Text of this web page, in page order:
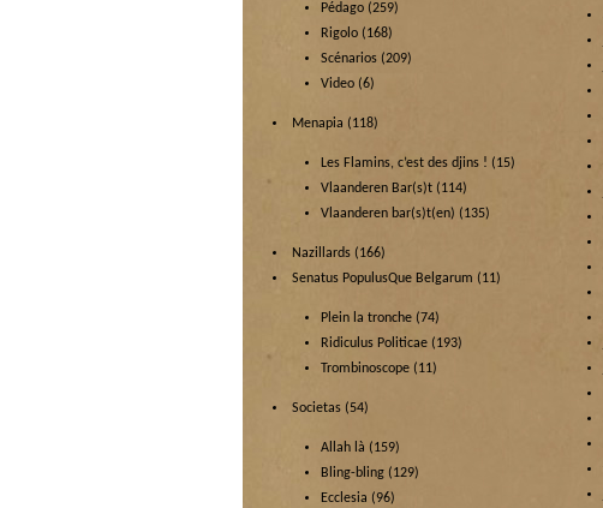
Pédago (259)
Rigolo (168)
Scénarios (209)
Video (6)
Menapia (118)
Les Flamins, c’est des djins ! (15)
Vlaanderen Bar(s)t (114)
Vlaanderen bar(s)t(en) (135)
Nazillards (166)
Senatus PopulusQue Belgarum (11)
Plein la tronche (74)
Ridiculus Politicae (193)
Trombinoscope (11)
Societas (54)
Allah là (159)
Bling-bling (129)
Ecclesia (96)